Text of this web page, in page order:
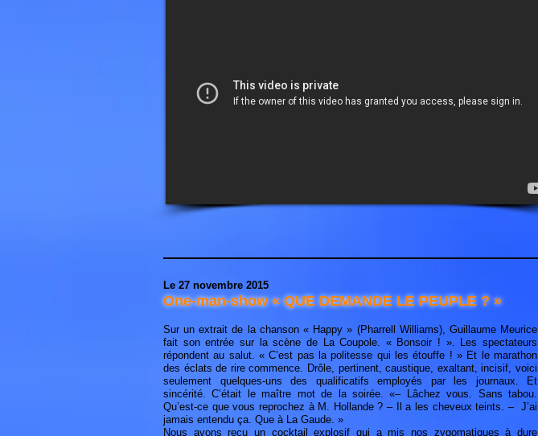
Le 27 novembre 2015
One-man-show « QUE DEMANDE LE PEUPLE ? »
Sur un extrait de la chanson « Happy » (Pharrell Williams), Guillaume Meurice
fait son entrée sur la scène de La Coupole. « Bonsoir ! ». Les spectateurs
répondent au salut. « C’est pas la politesse qui les étouffe ! » Et le marathon
des éclats de rire commence. Drôle, pertinent, caustique, exaltant, incisif, voici
seulement quelques-uns des qualificatifs employés par les journaux. Et
sincérité. C’était le maître mot de la soirée. «– Lâchez vous. Sans tabou.
Qu’est-ce que vous reprochez à M. Hollande ? – Il a les cheveux teints. – J’ai
jamais entendu ça. Que à La Gaude. »
Nous avons reçu un cocktail explosif qui a mis nos zygomatiques à dure